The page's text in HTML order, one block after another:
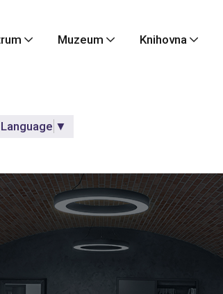
Muzeum Knihovna
▼